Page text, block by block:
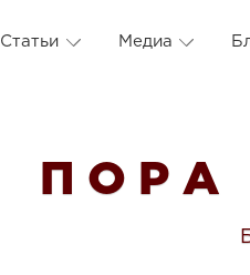
Статьи Медиа
П О Р А